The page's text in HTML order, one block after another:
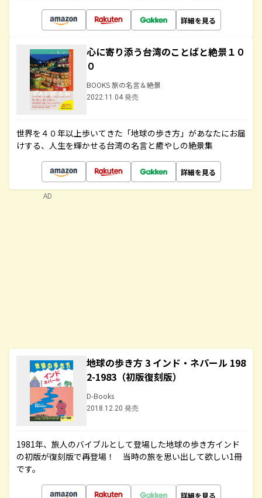
詳細を見る
心に寄り添う台湾のことばと絶景１０
０
BOOKS 旅の名言＆絶景
2022.11.04 発売
世界を４０年以上歩いてきた「地球の歩き方」があなたにお届
けする、人生を輝かせる台湾の名言と癒やしの絶景集
詳細を見る
地球の歩き方 3 インド・ネパール 198
2-1983（初版復刻版）
D-Books
2018.12.20 発売
1981年、旅人のバイブルとして登場した地球の歩き方インド
の初版が復刻版で再登場！ 当時の旅を思い出して欲しい1冊
です。
詳細を見る
AD